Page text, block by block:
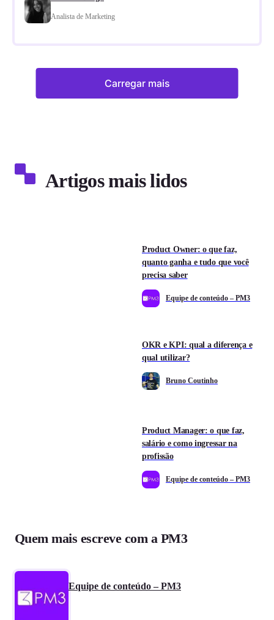
Analista de Marketing
Carregar mais
Artigos mais lidos
Product Owner: o que faz,
quanto ganha e tudo que você
precisa saber
Equipe de conteúdo – PM3
OKR e KPI: qual a diferença e
qual utilizar?
Bruno Coutinho
Product Manager: o que faz,
salário e como ingressar na
profissão
Equipe de conteúdo – PM3
Quem mais escreve com a PM3
Equipe de conteúdo – PM3